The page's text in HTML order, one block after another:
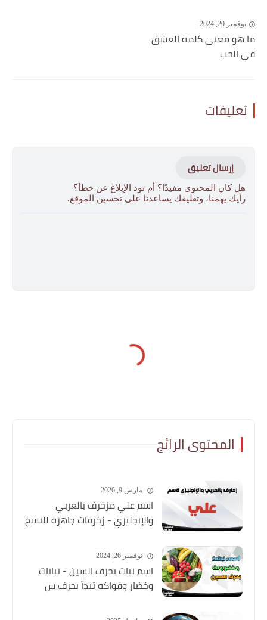
نوفمبر 20, 2024
ما هو معنى كلمة العشق
في الحب
تعليقات
إرسال تعليق
هل كان المحتوى مفيدًا؟ أم تود الإبلاغ عن خطأ؟
رأيك يهمنا، وتعليقك يساعدنا على تحسين الموقع.
المحتوى الرائج
مارس 9, 2026
اسم علي مزخرف بالعربي
والإنجليزي - زخرفات جاهزة للنسخ
نوفمبر 26, 2024
اسم نبات بحرف السين - نباتات
وخضار وفواكه تبدأ بحرف س